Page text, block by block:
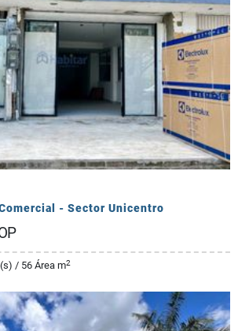
- Sector Unicentro
/ 56 Área m2